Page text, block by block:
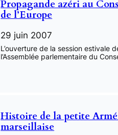
Propagande azéri au
de l’Europe
29 juin 2007
L’ouverture de la session estivale
l’Assemblée parlementaire du
Histoire de la petite
marseillaise